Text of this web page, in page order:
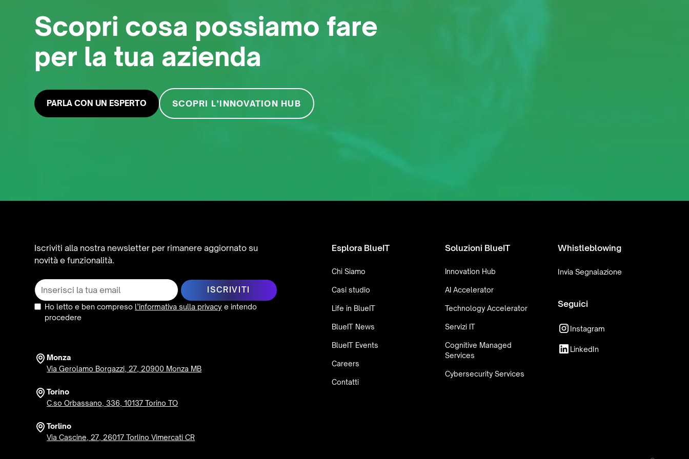
Scopri cosa possiamo fare
per la tua azienda
PARLA CON UN ESPERTO SCOPRI L’INNOVATION HUB
Iscriviti alla nostra newsletter per rimanere aggiornato su
novità e funzionalità.
Ho letto e ben compreso l’informativa sulla privacy e intendo
procedere
Monza
Via Gerolamo Borgazzi, 27, 20900 Monza MB
Torino
C.so Orbassano, 336, 10137 Torino TO
Torlino
Via Cascine, 27, 26017 Torlino Vimercati CR
Esplora BlueIT
Chi Siamo
Casi studio
Life in BlueIT
BlueIT News
BlueIT Events
Careers
Contatti
Soluzioni BlueIT
Innovation Hub
AI Accelerator
Technology Accelerator
Servizi IT
Cognitive Managed
Services
Cybersecurity Services
Whistleblowing
Invia Segnalazione
Seguici
Instagram
LinkedIn